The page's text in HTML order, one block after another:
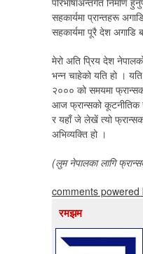
सहकार्यमा प्रान्तहरू
सहकार्यमा पूरै देश
मेरो अति प्रिय देश
भन्न चाहेको यति हो ।
२००० को समयमा
आज फ्रान्सको कूटनीतिक
र यहाँ जे लेखें त्यो
अभिव्यक्ति हो ।
(लुम नेपालका लागि
comments powered
रमझम